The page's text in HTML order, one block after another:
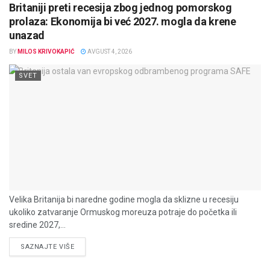
Britaniji preti recesija zbog jednog pomorskog
prolaza: Ekonomija bi već 2027. mogla da krene
unazad
BY MILOS KRIVOKAPIĆ AVGUST 4, 2026
SVET
Velika Britanija bi naredne godine mogla da sklizne u recesiju
ukoliko zatvaranje Ormuskog moreuza potraje do početka ili
sredine 2027,...
SAZNAJTE VIŠEDETAILS